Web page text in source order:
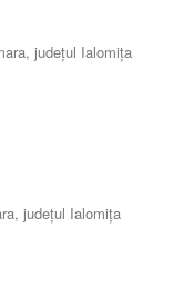
județul Ialomița
județul Ialomița